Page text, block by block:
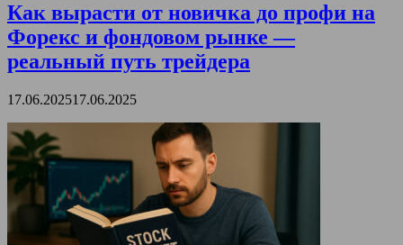
Как вырасти от новичка до профи на
Форекс и фондовом рынке —
реальный путь трейдера
17.06.202517.06.2025